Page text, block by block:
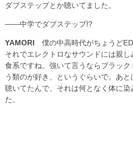
ダブステップとか聴いてました。
――中学でダブステップ!?
YAMORI 僕の中高時代がちょうど
それでエレクトロなサウンドには親
食系ですね。強いて言うならブラッ
う類のが好き、というぐらいで。あ
聴いてたんで、それは何となく体に
た。